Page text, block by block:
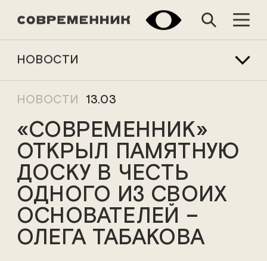
НОВОСТИ
НОВОСТИ 13.03
«СОВРЕМЕННИК»
ОТКРЫЛ ПАМЯТНУЮ
ДОСКУ В ЧЕСТЬ
ОДНОГО ИЗ СВОИХ
ОСНОВАТЕЛЕЙ –
ОЛЕГА ТАБАКОВА